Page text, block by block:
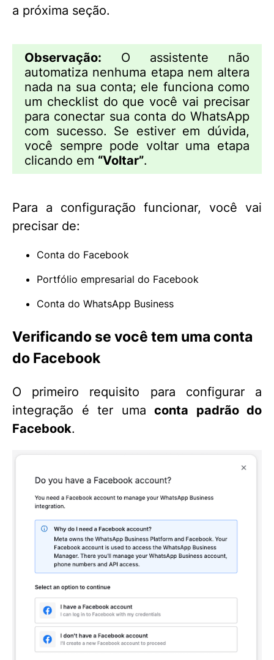
a próxima seção.
Observação: O assistente não
automatiza nenhuma etapa nem altera
nada na sua conta; ele funciona como
um checklist do que você vai precisar
para conectar sua conta do WhatsApp
com sucesso. Se estiver em dúvida,
você sempre pode voltar uma etapa
clicando em “Voltar”.
Para a configuração funcionar, você vai
precisar de:
Conta do Facebook
Portfólio empresarial do Facebook
Conta do WhatsApp Business
Verificando se você tem uma conta
do Facebook
O primeiro requisito para configurar a
integração é ter uma conta padrão do
Facebook.